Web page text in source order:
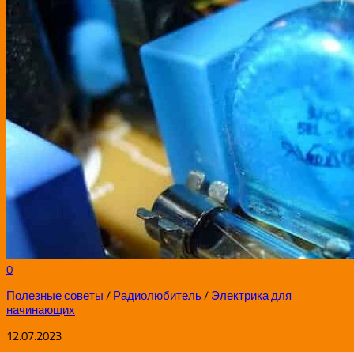
0
Полезные советы / Радиолюбитель/ Электрика для
начинающих
12.07.2023